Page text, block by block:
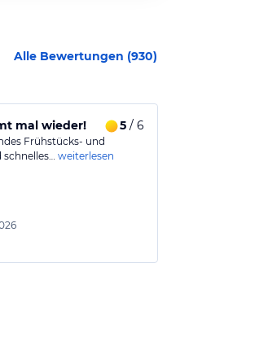
Alle Bewertungen (930)
mal wieder! 5/ 6
Frühstücks- und
weiterlesen